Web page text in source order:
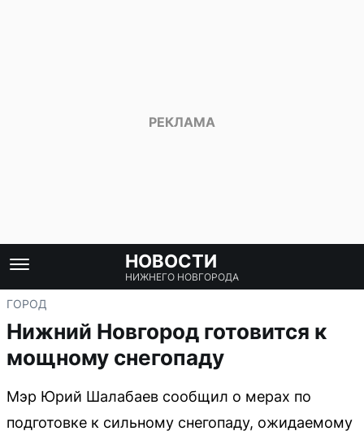
НОВОСТИ
НИЖНЕГО НОВГОРОДА
ГОРОД
Нижний Новгород готовится к
мощному снегопаду
Мэр Юрий Шалабаев сообщил о мерах по
подготовке к сильному снегопаду, ожидаемому